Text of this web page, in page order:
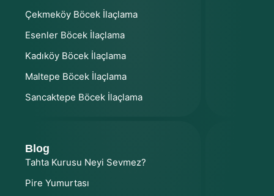
Çekmeköy Böcek İlaçlama
Esenler Böcek İlaçlama
Kadıköy Böcek İlaçlama
Maltepe Böcek İlaçlama
Sancaktepe Böcek İlaçlama
Blog
Tahta Kurusu Neyi Sevmez?
Pire Yumurtası